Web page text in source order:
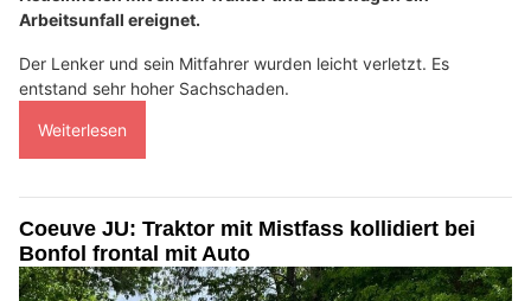
Arbeitsunfall ereignet.
Der Lenker und sein Mitfahrer wurden leicht verletzt. Es
entstand sehr hoher Sachschaden.
Weiterlesen
Coeuve JU: Traktor mit Mistfass kollidiert bei
Bonfol frontal mit Auto